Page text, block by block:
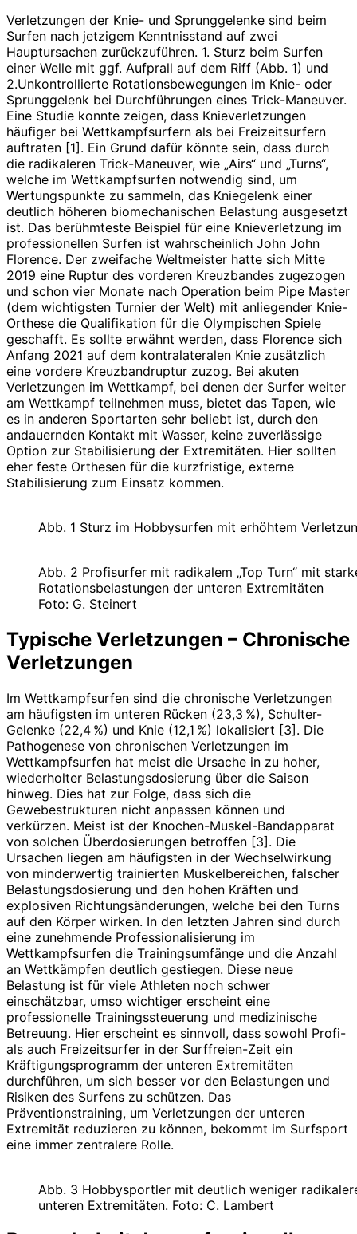
Verletzungen der Knie- und Sprunggelenke sind beim
Surfen nach jetzigem Kenntnisstand auf zwei
Hauptursachen ­zurückzuführen. 1. Sturz beim Surfen
einer Welle mit ggf. Aufprall auf dem Riff (Abb. 1) und
2.Unkontrollierte Rotationsbewegungen im Knie- oder
Sprunggelenk bei Durchführungen eines Trick-Maneuver.
Eine Studie konnte zeigen, dass Knieverletzungen
häufiger bei Wettkampfsurfern als bei Freizeitsurfern
auftraten [1]. Ein Grund dafür könnte sein, dass durch
die radikaleren Trick-Maneuver, wie „Airs“ und „Turns“,
welche im Wettkampfsurfen notwendig sind, um
Wertungspunkte zu sammeln, das Kniegelenk einer
deutlich höheren biomechanischen Belastung ausgesetzt
ist. Das berühmteste Beispiel für eine Knieverletzung im
professionellen Surfen ist wahrscheinlich John John
Florence. Der zweifache Weltmeister hatte sich Mitte
2019 eine Ruptur des vorderen Kreuzbandes zugezogen
und schon vier Monate nach Operation beim Pipe Master
(dem wichtigsten Turnier der Welt) mit anliegender Knie-
Orthese die Qualifikation für die Olympischen Spiele
geschafft. Es sollte erwähnt werden, dass Florence sich
Anfang 2021 auf dem kontralateralen Knie zusätzlich
eine vordere Kreuzbandruptur zuzog. Bei akuten
Verletzungen im Wettkampf, bei denen der Surfer weiter
am Wettkampf teilnehmen muss, bietet das Tapen, wie
es in anderen Sportarten sehr beliebt ist, durch den
andauernden Kontakt mit Wasser, keine zuverlässige
Option zur Stabilisierung der Extremitäten. Hier sollten
eher feste Orthesen für die kurzfristige, externe
Stabilisierung zum Einsatz kommen.
Abb. 1 Sturz im Hobbysurfen mit erhöhtem
Abb. 2 Profisurfer mit radikalem „Top Turn“ mit
Rotationsbelastungen der unteren Extremitäten
Foto: G. Steinert
Typische Verletzungen – Chronische
Verletzungen
Im Wettkampfsurfen sind die chronische Verletzungen
am häufigsten im unteren Rücken (23,3 %), Schulter-
Gelenke (22,4 %) und Knie (12,1 %) lokalisiert [3]. Die
Pathogenese von chronischen Verletzungen im
Wettkampfsurfen hat meist die Ursache in zu hoher,
wiederholter Belastungsdosierung über die Saison
hinweg. Dies hat zur Folge, dass sich die
Gewebestrukturen nicht anpassen können und
verkürzen. Meist ist der Knochen-Muskel-Bandapparat
von solchen Überdosierungen betroffen [3]. Die
Ursachen liegen am häufigsten in der Wechselwirkung
von minderwertig trainierten Muskelbereichen, falscher
Belastungsdosierung und den hohen Kräften und
explosiven Richtungsänderungen, welche bei den Turns
auf den Körper wirken. In den letzten Jahren sind durch
eine zunehmende Professionalisierung im
Wettkampfsurfen die Trainingsumfänge und die Anzahl
an Wettkämpfen deutlich gestiegen. Diese neue
Belastung ist für viele Athleten noch schwer
einschätzbar, umso wichtiger erscheint eine
professionelle Trainingssteuerung und medizinische
Betreuung. Hier erscheint es sinnvoll, dass sowohl Profi-
als auch Freizeitsurfer in der Surffreien-Zeit ein
Kräftigungsprogramm der unteren Extremitäten
durchführen, um sich besser vor den Belastungen und
Risiken des Surfens zu schützen. Das
Präventionstraining, um Verletzungen der unteren
Extremität reduzieren zu können, bekommt im Surfsport
eine immer zentralere Rolle.
Abb. 3 Hobbysportler mit deutlich weniger
unteren Extremitäten. Foto: C. Lambert